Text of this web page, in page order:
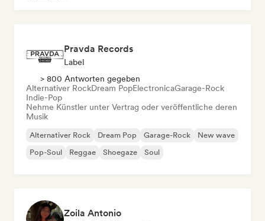
Pravda Records
Label
> 800 Antworten gegeben
Alternativer RockDream PopElectronicaGarage-Rock
Indie-Pop
Nehme Künstler unter Vertrag oder veröffentliche deren
Musik
Alternativer Rock Dream Pop Garage-Rock
New wave
Pop-Soul
Reggae Shoegaze Soul
Zoila Antonio